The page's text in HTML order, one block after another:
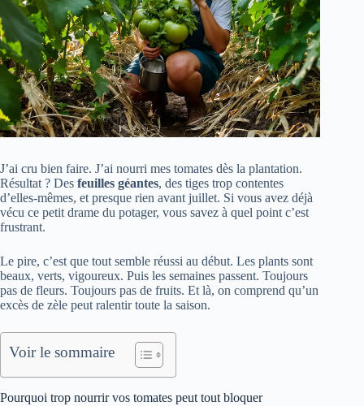
J’ai cru bien faire. J’ai nourri mes tomates dès la plantation.
Résultat ? Des feuilles géantes, des tiges trop contentes
d’elles-mêmes, et presque rien avant juillet. Si vous avez déjà
vécu ce petit drame du potager, vous savez à quel point c’est
frustrant.
Le pire, c’est que tout semble réussi au début. Les plants sont
beaux, verts, vigoureux. Puis les semaines passent. Toujours
pas de fleurs. Toujours pas de fruits. Et là, on comprend qu’un
excès de zèle peut ralentir toute la saison.
Voir le sommaire
Pourquoi trop nourrir vos tomates peut tout bloquer